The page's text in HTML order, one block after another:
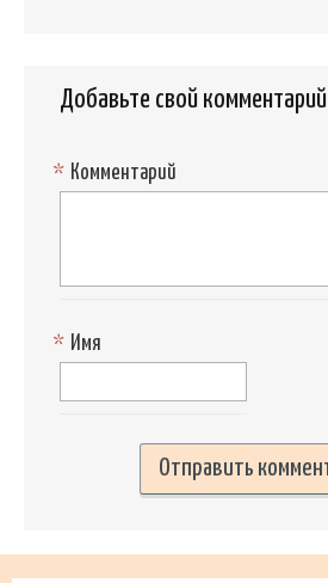
Добавьте свой комментарий
Комментарий
*
Имя
*